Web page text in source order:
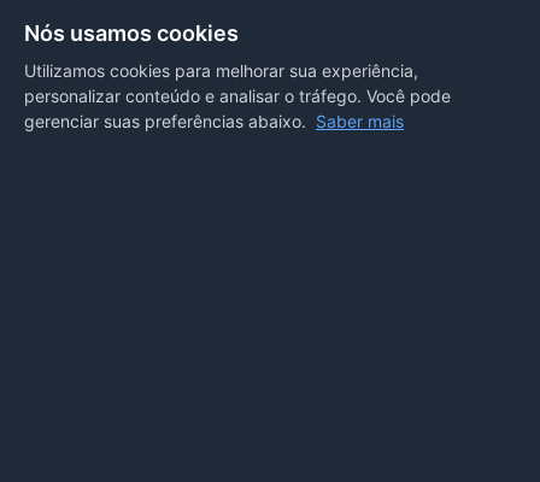
Rua Antonio Tavares, n° 3310, Centro CEP: 78.280-000 -
Mirassol D’Oeste, MT
REDES SOCIAIS
Nós usamos cookies
Utilizamos cookies para melhorar sua experiência,
personalizar conteúdo e analisar o tráfego. Você pode
gerenciar suas preferências abaixo. Saber mais